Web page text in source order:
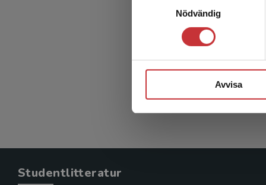
Nödvändig
Avvisa
Studentlitteratur